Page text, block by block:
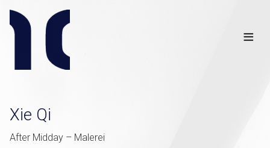
≡
Xie Qi
After Midday – Malerei